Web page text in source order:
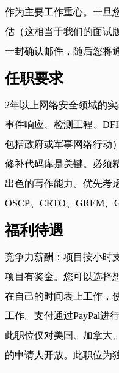
作为主要工作重心。一旦
估（这相当于我们的面试
一封确认邮件，随后您将
任职要求
2年以上网络安全领域的
事件响应、检测工程、
包括政府或军事网络行动
修补代码库是关键。必须
出色的写作能力。优先考
OSCP、CRTO、GREM、
福利待遇
竞争力薪酬：项目按小时
项目有奖金。您可以选择
在自己的时间表上工作，
工作。支付通过PayPal进
此职位仅对美国、加拿大
的申请人开放。此职位为